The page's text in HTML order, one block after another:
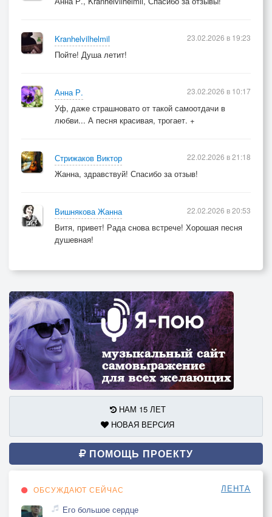
Kranhelvilhelmil
Пойте! Душа летит!
23.02.2026 в 19:23
Анна Р.
Уф, даже страшновато от такой самоотдачи в
любви... А песня красивая, трогает. +
23.02.2026 в 10:17
Стрижаков Виктор
Жанна, здравствуй! Спасибо за отзыв!
22.02.2026 в 21:18
Вишнякова Жанна
Витя, привет! Рада снова встрече! Хорошая песня
душевная!
22.02.2026 в 20:53
НАМ 15 ЛЕТ
НОВАЯ ВЕРСИЯ
ПОМОЩЬ ПРОЕКТУ
ОБСУЖДАЮТ СЕЙЧАС ЛЕНТА
Его большое сердце